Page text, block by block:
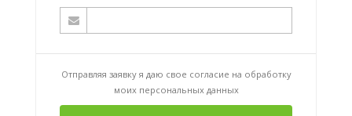
Отправляя заявку я даю свое согласие на обработку
моих персональных данных